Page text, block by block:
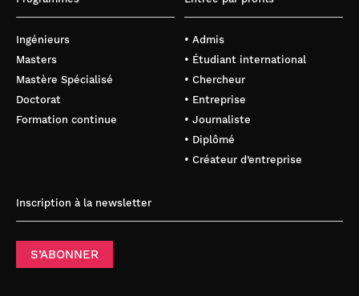
Ingénieurs
Masters
Mastère Spécialisé
Doctorat
Formation continue
• Admis
• Étudiant international
• Chercheur
• Entreprise
• Journaliste
• Diplômé
• Créateur d’entreprise
Inscription à la newsletter
S’ABONNER